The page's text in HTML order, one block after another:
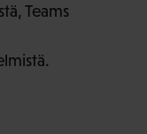
Teams